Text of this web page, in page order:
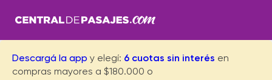
Descargá la app y elegí: 6 cuotas sin interés en
compras mayores a $180.000 o